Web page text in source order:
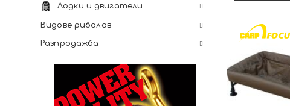
Лодки и двигатели
Видове риболов
Разпродажба